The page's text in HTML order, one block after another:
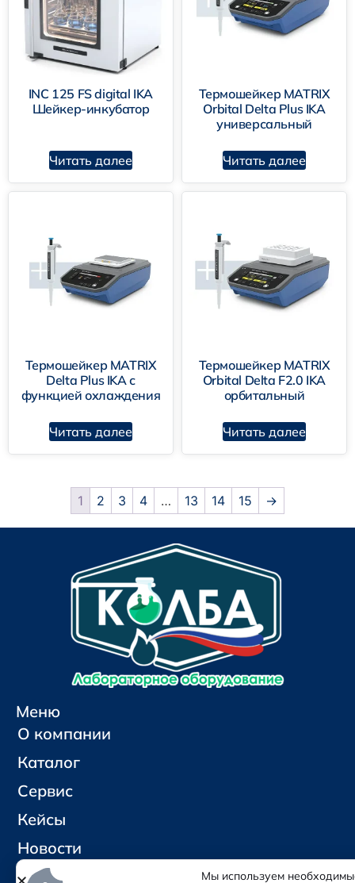
INC 125 FS digital IKA
Шейкер-инкубатор
Читать далее
Термошейкер MATRIX
Orbital Delta Plus IKA
универсальный
Читать далее
Термошейкер MATRIX
Delta Plus IKA с
функцией охлаждения
Читать далее
Термошейкер MATRIX
Orbital Delta F2.0 IKA
орбитальный
Читать далее
1 2 3 4 … 13 14 15 →
Меню
О компании
Каталог
Сервис
Кейсы
Новости
Контакты
Мы используем